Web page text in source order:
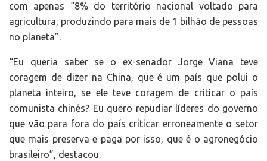
com apenas “8% do território nacional voltado para
agricultura, produzindo para mais de 1 bilhão de pessoas
no planeta”.
“Eu queria saber se o ex-senador Jorge Viana teve
coragem de dizer na China, que é um país que polui o
planeta inteiro, se ele teve coragem de criticar o país
comunista chinês? Eu quero repudiar líderes do governo
que vão para fora do país criticar erroneamente o setor
que mais preserva e paga por isso, que é o agronegócio
brasileiro”, destacou.